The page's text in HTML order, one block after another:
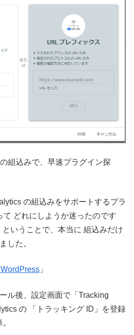
組込みで、早速プラグイン探
の組込みをサポートするプラ
て どれにしようか迷ったのです
いうことで、本当に 組込みだけ
した。
」
ル後、設定画面で「Tracking
の 「トラッキング ID」を登録